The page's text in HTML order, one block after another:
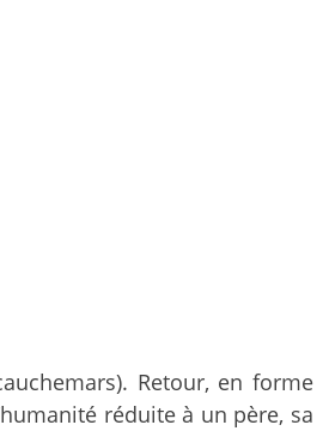
Retour, en forme
réduite à un père, sa